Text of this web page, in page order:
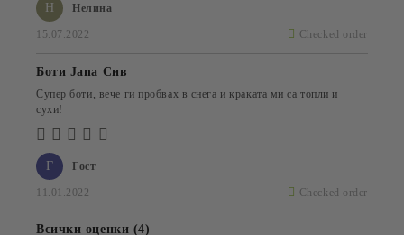
Н Нелина
15.07.2022 Checked order
Г Гост
11.01.2022 Checked order
Боти Jana Сив
Супер боти, вече ги пробвах в снега и краката ми са топли и
сухи!
Всички оценки (4)